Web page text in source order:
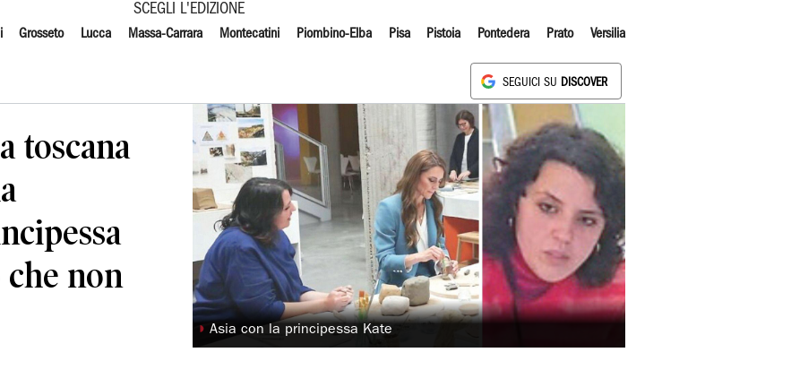
SCEGLI L'EDIZIONE
Grosseto Lucca Massa-Carrara Montecatini Piombino-Elba Pisa Pistoia Pontedera Prato Versilia
SEGUICI SU DISCOVER
toscana
che non
◗ Asia con la principessa Kate